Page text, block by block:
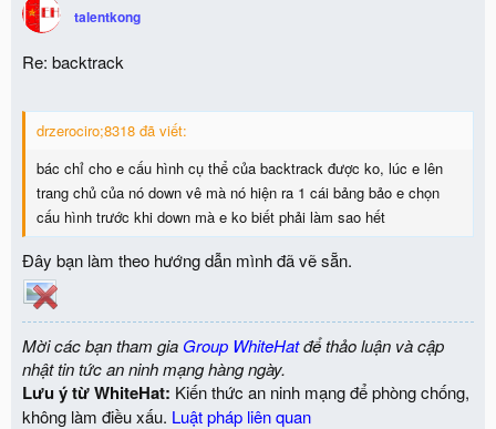
talentkong
Re: backtrack
drzerociro;8318 đã viết:
bác chỉ cho e cấu hình cụ thể của backtrack được ko, lúc e lên
trang chủ của nó down vê mà nó hiện ra 1 cái bảng bảo e chọn
cấu hình trước khi down mà e ko biết phải làm sao hết
Đây bạn làm theo hướng dẫn mình đã vẽ sẵn.
Mời các bạn tham gia Group WhiteHatđể thảo luận và cập
nhật tin tức an ninh mạng hàng ngày.
Lưu ý từ WhiteHat: Kiến thức an ninh mạng để phòng chống,
không làm điều xấu. Luật pháp liên quan